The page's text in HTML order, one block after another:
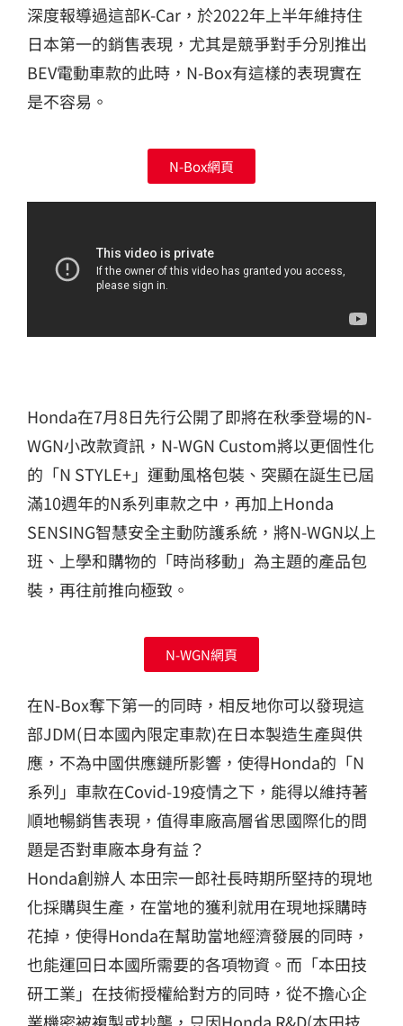
深度報導過這部K-Car，於2022年上半年維持住
日本第一的銷售表現，尤其是競爭對手分別推出
BEV電動車款的此時，N-Box有這樣的表現實在
是不容易。
N-Box網頁
Honda在7月8日先行公開了即將在秋季登場的N-
WGN小改款資訊，N-WGN Custom將以更個性化
的「N STYLE+」運動風格包裝、突顯在誕生已屆
滿10週年的N系列車款之中，再加上Honda
SENSING智慧安全主動防護系統，將N-WGN以上
班、上學和購物的「時尚移動」為主題的產品包
裝，再往前推向極致。
N-WGN網頁
在N-Box奪下第一的同時，相反地你可以發現這
部JDM(日本國內限定車款)在日本製造生產與供
應，不為中國供應鏈所影響，使得Honda的「N
系列」車款在Covid-19疫情之下，能得以維持著
順地暢銷售表現，值得車廠高層省思國際化的問
題是否對車廠本身有益？
Honda創辦人 本田宗一郎社長時期所堅持的現地
化採購與生產，在當地的獲利就用在現地採購時
花掉，使得Honda在幫助當地經濟發展的同時，
也能運回日本國所需要的各項物資。而「本田技
研工業」在技術授權給對方的同時，從不擔心企